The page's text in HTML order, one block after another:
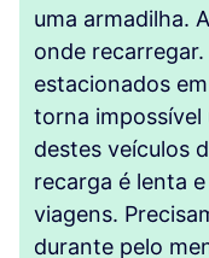
uma armadilha.
onde
estacionados
torna impossível
destes veículos
recarga é lenta
viagens.
durante pelo